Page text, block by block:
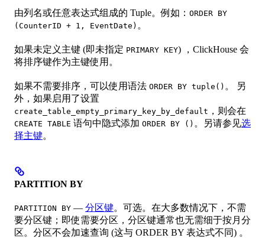
由列名或任意表达式组成的 Tuple。例如： ORDER BY
(CounterID + 1, EventDate) 。
如果未定义主键 (即未指定 PRIMARY KEY) ，ClickHouse 会
将排序键作为主键使用。
如果不需要排序，可以使用语法 ORDER BY tuple() 。 另
外，如果启用了设置
create_table_empty_primary_key_by_default ，则会在
CREATE TABLE 语句中隐式添加 ORDER BY () 。另请参见选
择主键。
PARTITION BY
PARTITION BY — 分区键。可选。在大多数情况下，不需
要分区键；即使需要分区，分区键通常也无需细于按月分
区。分区不会加速查询 (这与 ORDER BY 表达式不同) 。